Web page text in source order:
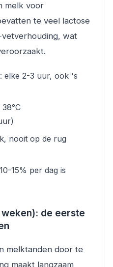
melk voor
te veel lactose
wat
elke 2-3 uur, ook 's
nooit op de rug
15% per dag is
de eerste
melktanden door te
maakt langzaam